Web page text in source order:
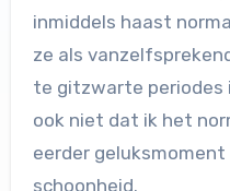
inmiddels haast
ze als
te gitzwarte periodes
ook niet dat ik het
eerder
schoonheid.